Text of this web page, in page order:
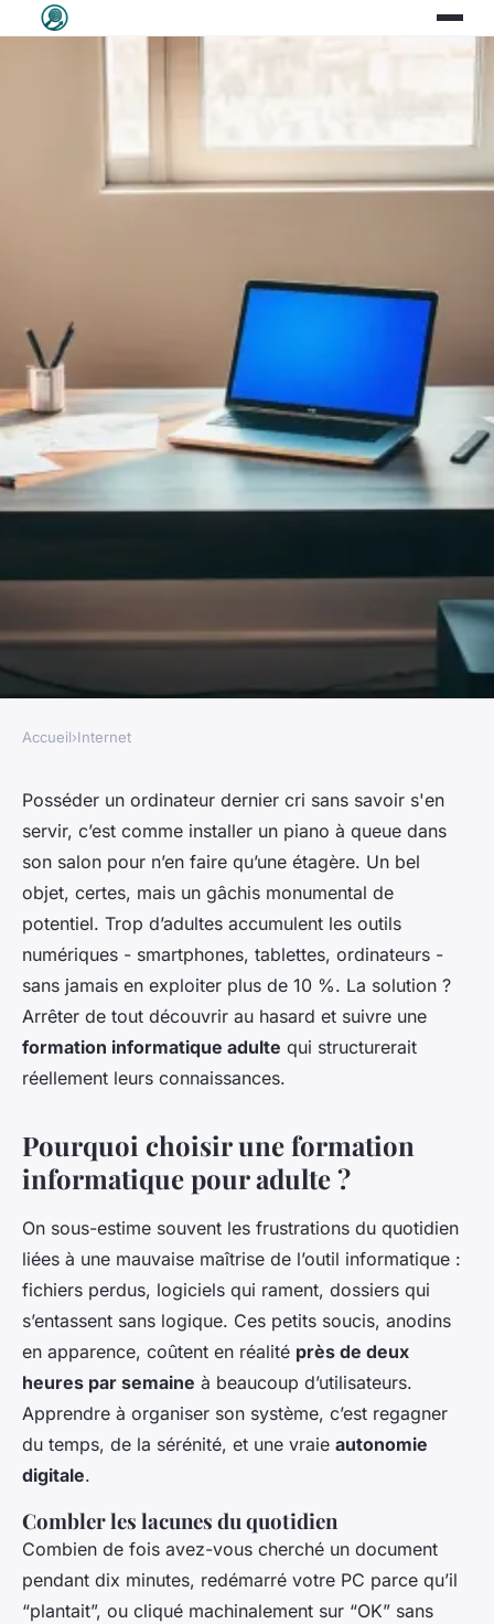
Maîtrisez l'informatique grâce
aux formations Sun Design
Franceline•17/03/2026 17:14•10 min de lecture
Accueil›Internet
Posséder un ordinateur dernier cri sans savoir s'en
servir, c’est comme installer un piano à queue dans
son salon pour n’en faire qu’une étagère. Un bel
objet, certes, mais un gâchis monumental de
potentiel. Trop d’adultes accumulent les outils
numériques - smartphones, tablettes, ordinateurs -
sans jamais en exploiter plus de 10 %. La solution ?
Arrêter de tout découvrir au hasard et suivre une
formation informatique adulte qui structurerait
réellement leurs connaissances.
Pourquoi choisir une formation
informatique pour adulte ?
On sous-estime souvent les frustrations du quotidien
liées à une mauvaise maîtrise de l’outil informatique :
fichiers perdus, logiciels qui rament, dossiers qui
s’entassent sans logique. Ces petits soucis, anodins
en apparence, coûtent en réalité près de deux
heures par semaine à beaucoup d’utilisateurs.
Apprendre à organiser son système, c’est regagner
du temps, de la sérénité, et une vraie autonomie
digitale.
Combler les lacunes du quotidien
Combien de fois avez-vous cherché un document
pendant dix minutes, redémarré votre PC parce qu’il
“plantait”, ou cliqué machinalement sur “OK” sans